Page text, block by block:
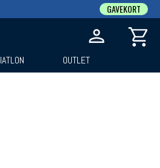
GAVEKORT
OUTLET